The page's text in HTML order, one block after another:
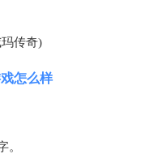
怎么样
。